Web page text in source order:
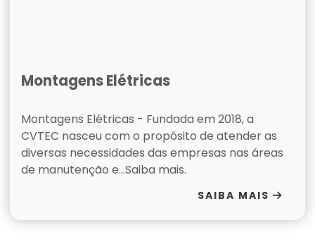
Montagens Elétricas
Montagens Elétricas - Fundada em 2018, a
CVTEC nasceu com o propósito de atender as
diversas necessidades das empresas nas áreas
de manutenção e...Saiba mais.
SAIBA MAIS